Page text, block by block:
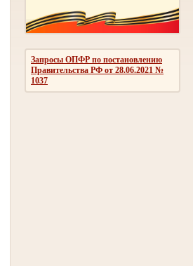
Запросы ОПФР по постановлению
Правительства РФ от 28.06.2021 №
1037